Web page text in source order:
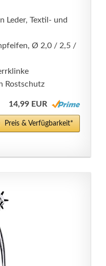
Leder, Textil- und
Ø 2,0 / 2,5 /
Rostschutz
14,99 EUR
Preis & Verfügbarkeit*